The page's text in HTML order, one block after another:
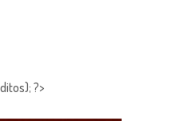
?>